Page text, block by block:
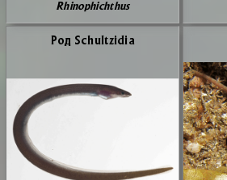
Rhinophichthus
Род Schultzidia